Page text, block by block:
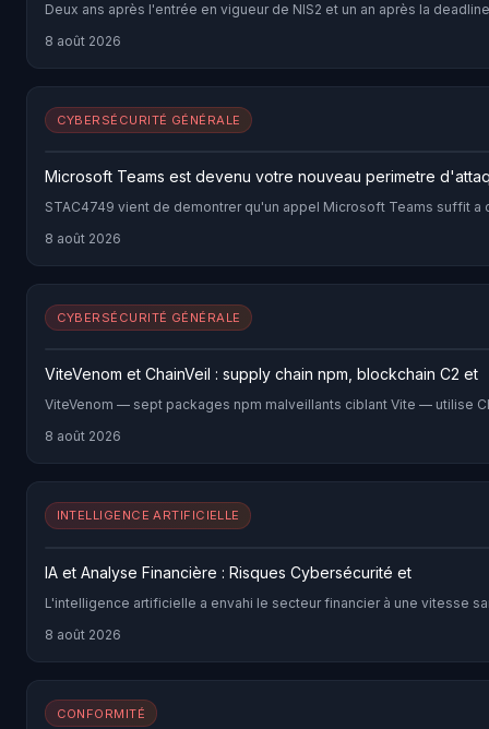
Deux ans après l'entrée en vigueur de NIS2 et un an après la
8 août 2026
CYBERSÉCURITÉ GÉNÉRALE
Microsoft Teams est devenu votre nouveau perimetre
STAC4749 vient de demontrer qu'un appel Microsoft Teams suffit
8 août 2026
CYBERSÉCURITÉ GÉNÉRALE
ViteVenom et ChainVeil : supply chain npm, blockchain C2 et
ViteVenom — sept packages npm malveillants ciblant Vite — utilise
8 août 2026
INTELLIGENCE ARTIFICIELLE
IA et Analyse Financière : Risques Cybersécurité et
L'intelligence artificielle a envahi le secteur financier à une vitesse
8 août 2026
CONFORMITÉ